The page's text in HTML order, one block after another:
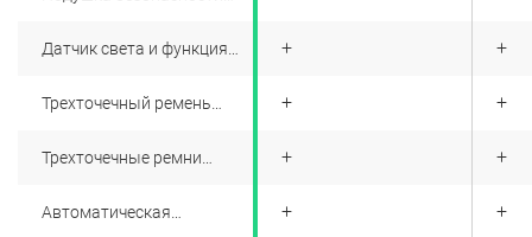
Датчик света и функция
Трехточечный ремень
преднатяжителем и
Трехточечные ремни
Автоматическая
+
+
+
+
+
+
+
+
+
+
+
+